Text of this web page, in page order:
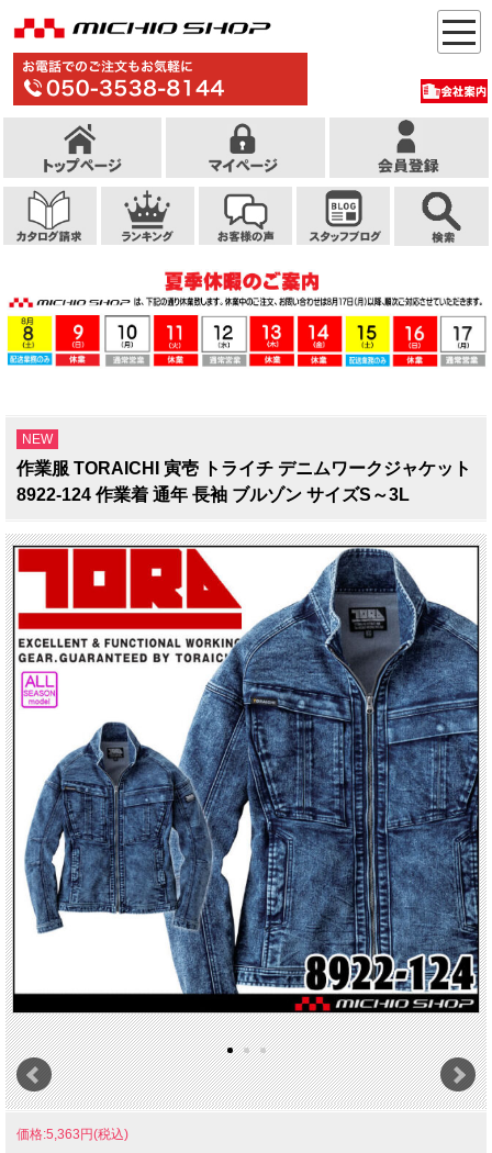
NEW
作業服 TORAICHI 寅壱 トライチ デニムワークジャケット
8922-124 作業着 通年 長袖 ブルゾン サイズS～3L
価格:5,363円(税込)